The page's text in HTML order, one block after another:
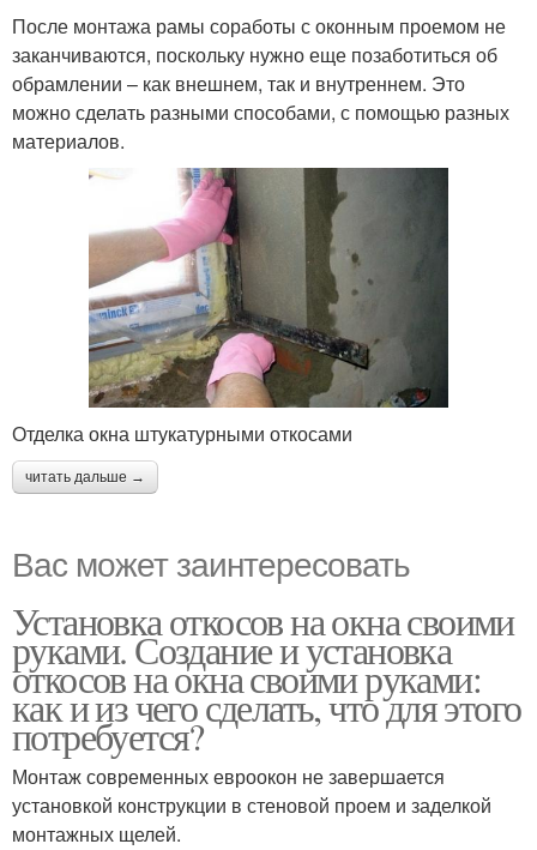
Откосы из металла Откосы на окна
Внутренние откосы
пластиковых окон
Пластиковые откосы
После монтажа рамы соработы с оконным проемом не
заканчиваются, поскольку нужно еще позаботиться об
обрамлении – как внешнем, так и внутреннем. Это
можно сделать разными способами, с помощью разных
материалов.
Отделка окна штукатурными откосами
читать дальше →
Вас может заинтересовать
Установка откосов на окна своими
руками. Создание и установка
откосов на окна своими руками:
как и из чего сделать, что для этого
потребуется?
Монтаж современных евроокон не завершается
установкой конструкции в стеновой проем и заделкой
монтажных щелей.